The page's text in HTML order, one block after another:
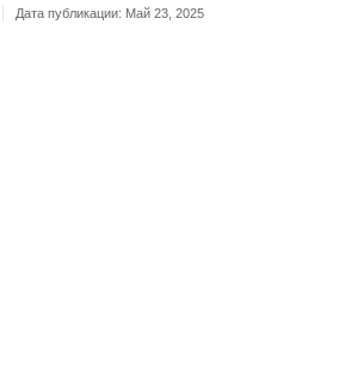
Дата публикации: Май 23, 2025